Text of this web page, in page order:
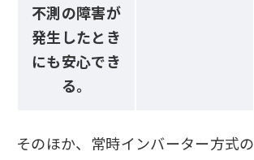
不測の障害が
発生したとき
にも安心でき
る。
そのほか、常時インバーター方式の